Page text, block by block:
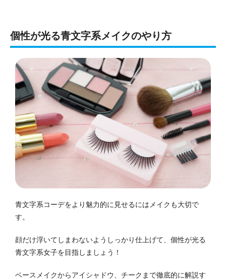
個性が光る青文字系メイクのやり方
青文字系コーデをより魅力的に見せるにはメイクも大切で
す。
顔だけ浮いてしまわないようしっかり仕上げて、個性が光る
青文字系女子を目指しましょう！
ベースメイクからアイシャドウ、チークまで徹底的に解説す